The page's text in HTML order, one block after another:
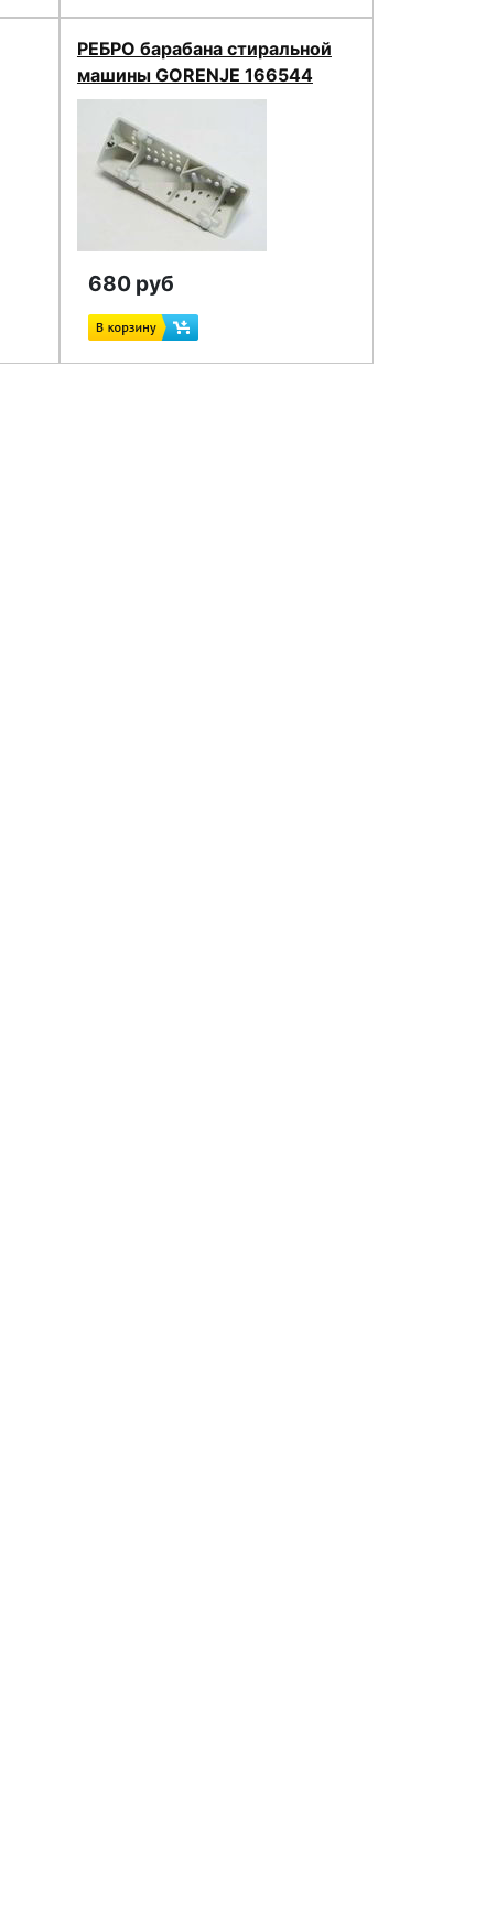
РЕБРО барабана стиральной
машины GORENJE 166544
680 руб